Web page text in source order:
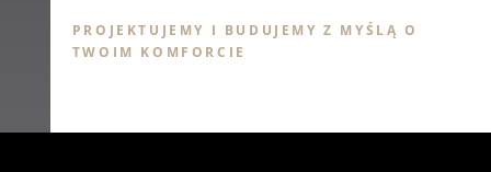
PROJEKTUJEMY I BUDUJEMY Z MYŚLĄ O
TWOIM KOMFORCIE